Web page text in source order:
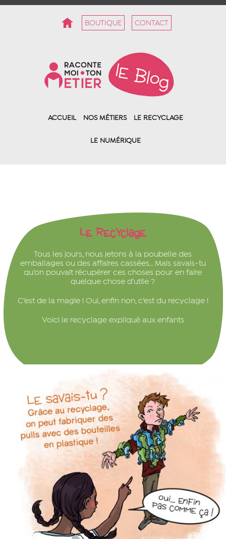
BOUTIQUE CONTACT
ACCUEIL NOS MÉTIERS LE RECYCLAGE
LE NUMÉRIQUE
Le Recyclage
Tous les jours, nous jetons à la poubelle des
emballages ou des affaires cassées… Mais savais-tu
qu’on pouvait récupérer ces choses pour en faire
quelque chose d’utile ?
C’est de la magie ! Oui, enfin non, c’est du recyclage !
Voici le recyclage expliqué aux enfants